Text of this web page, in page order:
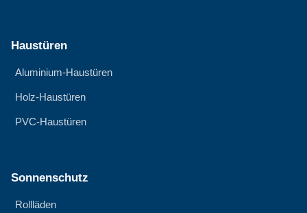
Haustüren
Aluminium-Haustüren
Holz-Haustüren
PVC-Haustüren
Sonnenschutz
Rollläden